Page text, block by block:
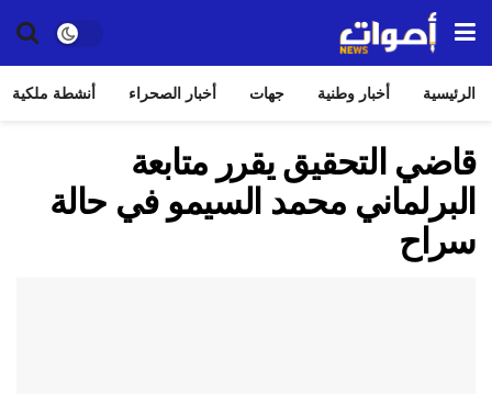
الرئيسية أخبار وطنية جهات أخبار الصحراء أنشطة ملكية
قاضي التحقيق يقرر متابعة
البرلماني محمد السيمو في حالة
سراح